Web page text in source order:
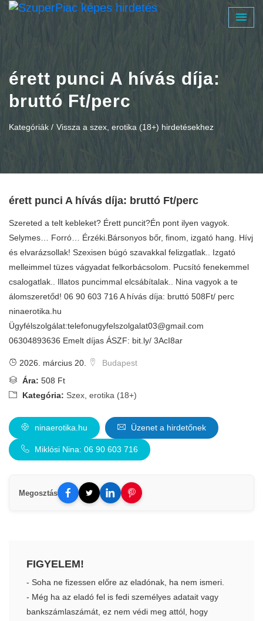
érett punci A hívás díja:
bruttó Ft/perc
Kategóriák / Vissza a szex, erotika (18+) hirdetésekhez
érett punci A hívás díja: bruttó Ft/perc
Szereted a telt kebleket? Érett puncit?Én pont ilyen vagyok.
Selymes… Forró… Érzéki.Bársonyos bőr, finom, izgató hang. Hívj
és elvarázsollak! Szexisen búgó szavakkal felizgatlak.. Izgató
melleimmel tüzes vágyadat felkorbácsolom. Pucsító fenekemmel
csalogatlak.. Illatos puncimmal elcsábítalak.. Nina vagyok a te
álomszeretőd! 06 90 603 716 A hívás díja: bruttó 508Ft/ perc
ninaerotika.hu
Ügyfélszolgálat:telefonugyfelszolgalat03@gmail.com
06304893636 Emelt díjas ÁSZF: bit.ly/ 3AcI8ar
2026. március 20.
Budapest
Ára: 508 Ft
Kategória: Szex, erotika (18+)
ninaerotika.hu Üzenet a hirdetőnek
Miklósi Nina: 06 90 603 716
Megosztás
FIGYELEM!
- Soha ne fizessen előre az eladónak, ha nem ismeri.
- Még ha az eladó fel is fedi személyes adatait vagy
bankszámlaszámát, ez nem védi meg attól, hogy